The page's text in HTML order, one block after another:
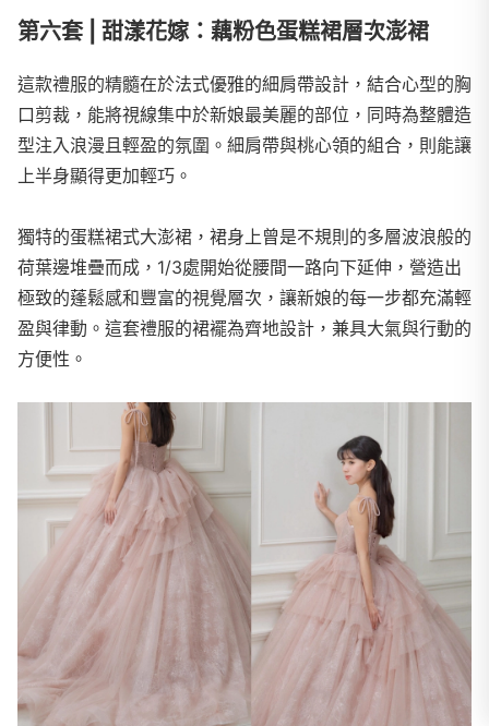
第六套 | 甜漾花嫁：藕粉色蛋糕裙層次澎裙
這款禮服的精髓在於法式優雅的細肩帶設計，結合心型的胸
口剪裁，能將視線集中於新娘最美麗的部位，同時為整體造
型注入浪漫且輕盈的氛圍。細肩帶與桃心領的組合，則能讓
上半身顯得更加輕巧。
獨特的蛋糕裙式大澎裙，裙身上曾是不規則的多層波浪般的
荷葉邊堆疊而成，1/3處開始從腰間一路向下延伸，營造出
極致的蓬鬆感和豐富的視覺層次，讓新娘的每一步都充滿輕
盈與律動。這套禮服的裙襬為齊地設計，兼具大氣與行動的
方便性。